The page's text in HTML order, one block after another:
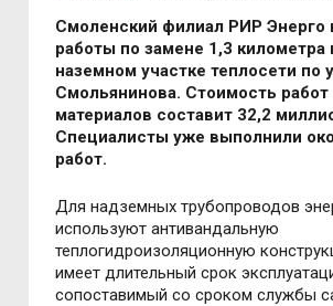
Смоленский филиал РИР Энерго
работы по замене 1,3 километра
наземном участке теплосети по
Смольянинова. Стоимость работ
материалов составит 32,2
Специалисты уже выполнили
работ.
Для надземных трубопроводов
используют антивандальную
теплогидроизоляционную
имеет длительный срок
сопоставимый со сроком службы